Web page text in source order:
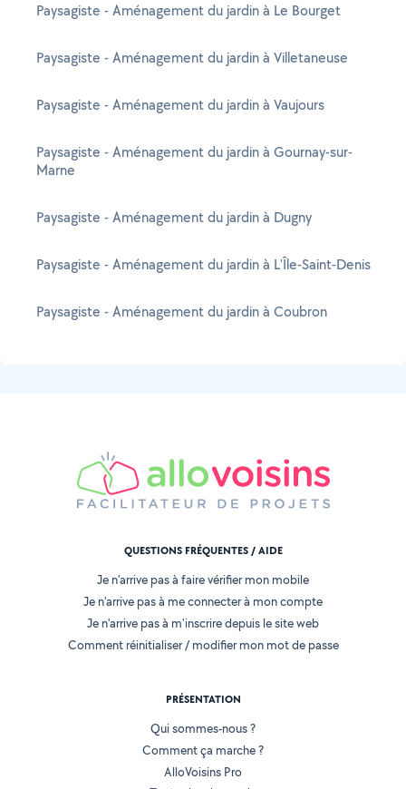
Paysagiste - Aménagement du jardin à Le Bourget
Paysagiste - Aménagement du jardin à Villetaneuse
Paysagiste - Aménagement du jardin à Vaujours
Paysagiste - Aménagement du jardin à Gournay-sur-
Marne
Paysagiste - Aménagement du jardin à Dugny
Paysagiste - Aménagement du jardin à L'Île-Saint-Denis
Paysagiste - Aménagement du jardin à Coubron
QUESTIONS FRÉQUENTES / AIDE
Je n'arrive pas à faire vérifier mon mobile
Je n'arrive pas à me connecter à mon compte
Je n'arrive pas à m'inscrire depuis le site web
Comment réinitialiser / modifier mon mot de passe
PRÉSENTATION
Qui sommes-nous ?
Comment ça marche ?
AlloVoisins Pro